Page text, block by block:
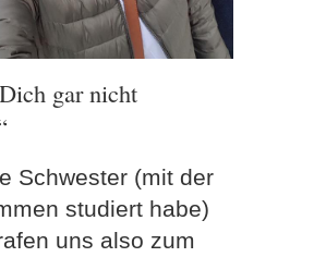
gar nicht
Schwester (mit der
studiert habe)
uns also zum